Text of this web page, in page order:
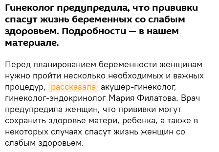
Гинеколог предупредила, что прививки
спасут жизнь беременных со слабым
здоровьем. Подробности — в нашем
материале.
Перед планированием беременности женщинам
нужно пройти несколько необходимых и важных
процедур, рассказала акушер-гинеколог,
гинеколог-эндокринолог Мария Филатова. Врач
предупредила женщин, что прививки могут
сохранить здоровье матери, ребенка, а также в
некоторых случаях спасут жизнь женщин со
слабым здоровьем.